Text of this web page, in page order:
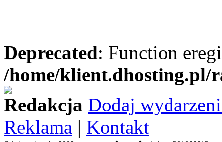
Deprecated: Function
/home/
Redakcja Dodaj
Reklama | Kontakt